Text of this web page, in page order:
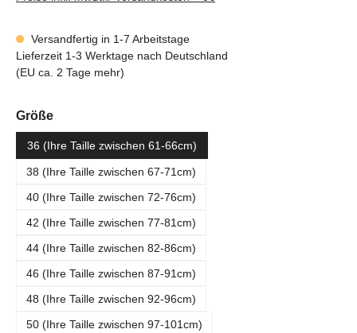
Versandfertig in 1-7 Arbeitstage
Lieferzeit 1-3 Werktage nach Deutschland
(EU ca. 2 Tage mehr)
Größeauswählen
36 (Ihre Taille zwischen 61-66cm)
38 (Ihre Taille zwischen 67-71cm)
40 (Ihre Taille zwischen 72-76cm)
42 (Ihre Taille zwischen 77-81cm)
44 (Ihre Taille zwischen 82-86cm)
46 (Ihre Taille zwischen 87-91cm)
48 (Ihre Taille zwischen 92-96cm)
50 (Ihre Taille zwischen 97-101cm)